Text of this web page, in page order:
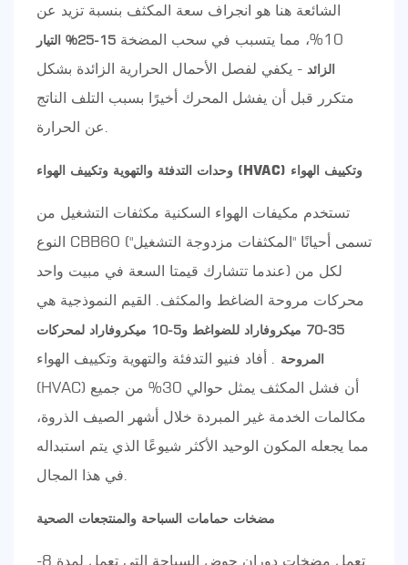
الشائعة هنا هو انجراف سعة المكثف بنسبة تزيد عن
10%، مما يتسبب في سحب المضخة
15-25% التيار
الزائد - يكفي لفصل الأحمال الحرارية الزائدة بشكل
متكرر قبل أن يفشل المحرك أخيرًا بسبب التلف الناتج
عن الحرارة.
وحدات التدفئة والتهوية وتكييف الهواء (HVAC) وتكييف الهواء
تستخدم مكيفات الهواء السكنية مكثفات التشغيل من
النوع CBB60 (تسمى أحيانًا "المكثفات مزدوجة التشغيل"
عندما تتشارك قيمتا السعة في مبيت واحد) لكل من
محركات مروحة الضاغط والمكثف. القيم النموذجية هي
35-70 ميكروفاراد للضواغط و5-10 ميكروفاراد لمحركات
المروحة . أفاد فنيو التدفئة والتهوية وتكييف الهواء
(HVAC) أن فشل المكثف يمثل حوالي 30% من جميع
مكالمات الخدمة غير المبردة خلال أشهر الصيف الذروة،
مما يجعله المكون الوحيد الأكثر شيوعًا الذي يتم استبداله
في هذا المجال.
مضخات حمامات السباحة والمنتجعات الصحية
تعمل مضخات دوران حوض السباحة التي تعمل لمدة 8-